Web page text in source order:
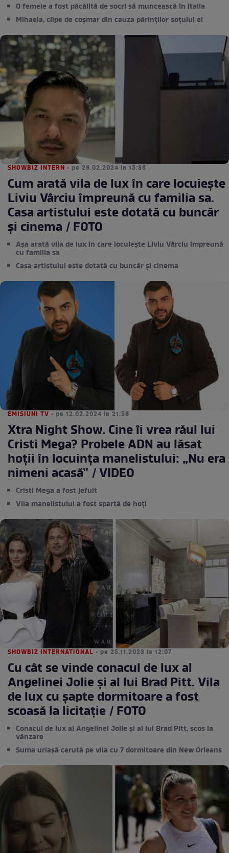
O femeie a fost păcălită de socri să muncească în Italia
Mihaela, clipe de coșmar din cauza părinților soțului ei
SHOWBIZ INTERN • pe 28.02.2024 la 15:36
Cum arată vila de lux în care locuiește
Liviu Vârciu împreună cu familia sa.
Casa artistului este dotată cu buncăr
şi cinema / FOTO
Așa arată vila de lux în care locuiește Liviu Vârciu împreună
cu familia sa
Casa artistului este dotată cu buncăr şi cinema
EMISIUNI TV • pe 12.02.2024 la 21:58
Xtra Night Show. Cine îi vrea răul lui
Cristi Mega? Probele ADN au lăsat
hoții în locuința manelistului: „Nu era
nimeni acasă” / VIDEO
Cristi Mega a fost jefuit
Vila manelistului a fost spartă de hoți
SHOWBIZ INTERNATIONAL • pe 25.11.2023 la 12:07
Cu cât se vinde conacul de lux al
Angelinei Jolie şi al lui Brad Pitt. Vila
de lux cu șapte dormitoare a fost
scoasă la licitație / FOTO
Conacul de lux al Angelinei Jolie şi al lui Brad Pitt, scos la
vânzare
Suma uriaşă cerută pe vila cu 7 dormitoare din New Orleans